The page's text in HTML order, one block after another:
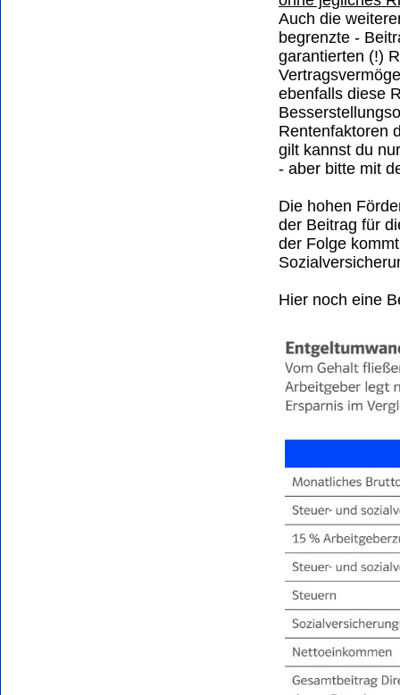
Auch die
begrenzte -
garantierten (!)
ebenfalls diese
Rentenfaktoren
gilt kannst du
- aber bitte mit
Die hohen
der Beitrag für
der Folge
Hier noch eine